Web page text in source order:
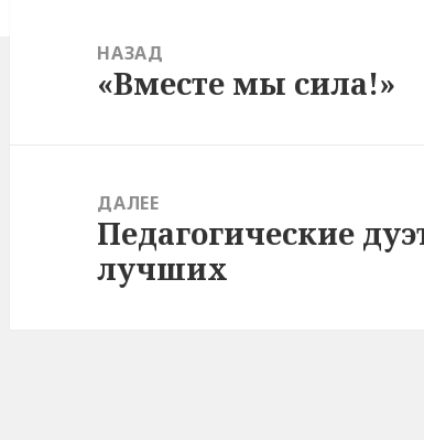
записям
НАЗАД
Предыдущая
«Вместе мы сила!»
ДАЛЕЕ
Следующая
запись:
Педагогические
лучших